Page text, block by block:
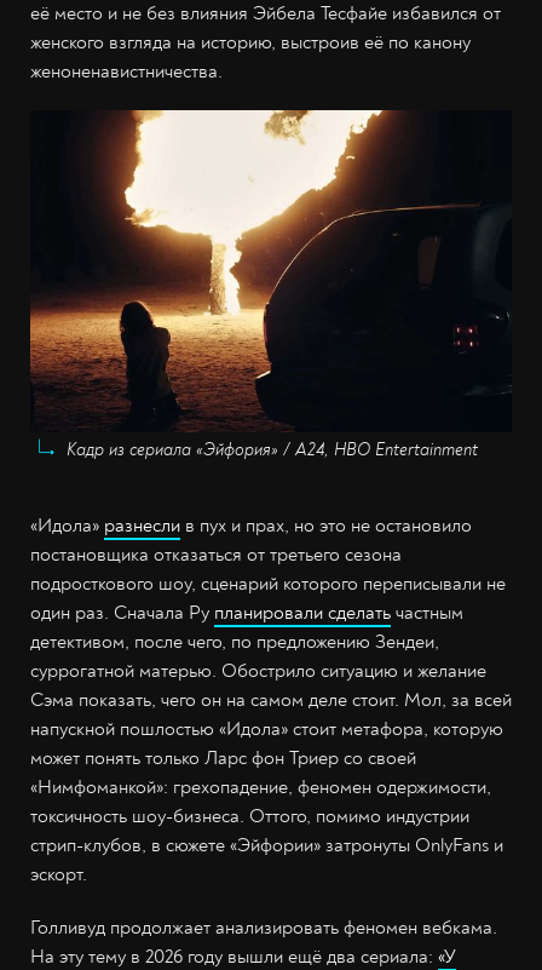
её место и не без влияния Эйбела Тесфайе избавился от
женского взгляда на историю, выстроив её по канону
женоненавистничества.
Кадр из сериала «Эйфория» / А24, HBO Entertainment
«Идола» разнесли в пух и прах, но это не остановило
постановщика отказаться от третьего сезона
подросткового шоу, сценарий которого переписывали не
один раз. Сначала Ру планировали сделать частным
детективом, после чего, по предложению Зендеи,
суррогатной матерью. Обострило ситуацию и желание
Сэма показать, чего он на самом деле стоит. Мол, за всей
напускной пошлостью «Идола» стоит метафора, которую
может понять только Ларс фон Триер со своей
«Нимфоманкой»: грехопадение, феномен одержимости,
токсичность шоу-бизнеса. Оттого, помимо индустрии
стрип-клубов, в сюжете «Эйфории» затронуты OnlyFans и
эскорт.
Голливуд продолжает анализировать феномен вебкама.
На эту тему в 2026 году вышли ещё два сериала: «У